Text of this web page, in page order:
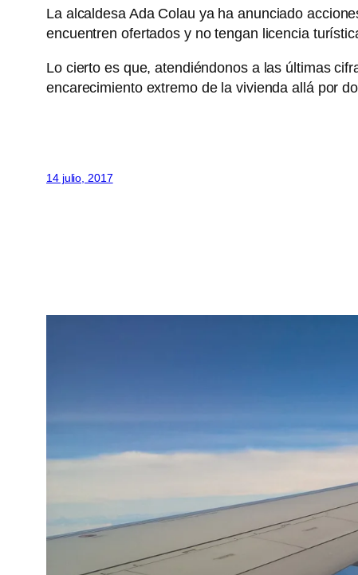
La alcaldesa Ada Colau ya ha anunciado
encuentren ofertados y no tengan licencia
Lo cierto es que, atendiéndonos a las últimas
encarecimiento extremo de la vivienda allá por
14 julio, 2017